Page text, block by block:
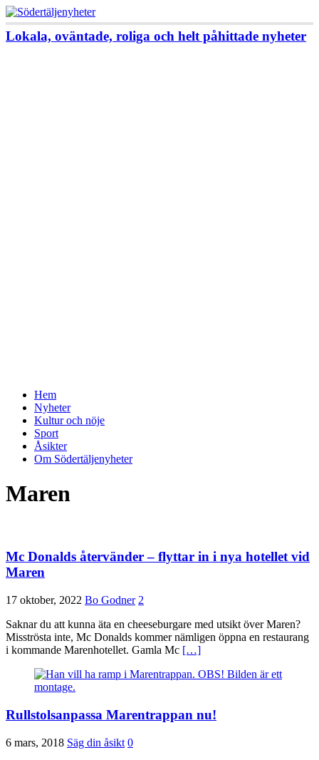
Lokala, oväntade, roliga och helt påhittade nyheter
Hem
Nyheter
Kultur och nöje
Sport
Åsikter
Om Södertäljenyheter
Maren
Mc Donalds återvänder – flyttar in i nya hotellet vid
Maren
17 oktober, 2022 Bo Godner 2
Saknar du att kunna äta en cheeseburgare med utsikt över Maren?
Misströsta inte, Mc Donalds kommer nämligen öppna en restaurang
i kommande Marenhotellet. Gamla Mc […]
Rullstolsanpassa Marentrappan nu!
6 mars, 2018 Säg din åsikt 0